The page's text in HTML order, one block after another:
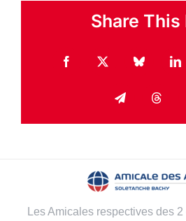
Share This
Facebook
X Bluesky
Telegram
Les Amicales respectives des